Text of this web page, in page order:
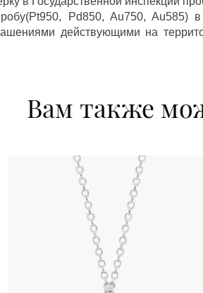
Pd850, Au750, Au585) в
действующими на
Вам также